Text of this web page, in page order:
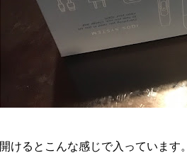
開けるとこんな感じで入っています。